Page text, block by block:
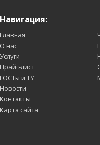
Навигация:
Главная
О нас
Услуги
Прайс-лист
ГОСТы и ТУ
Новости
Контакты
Карта сайта